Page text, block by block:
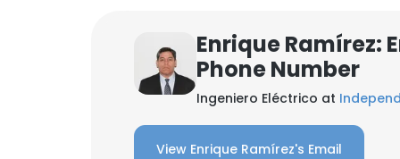
Enrique Ramírez:
Phone Number
Ingeniero Eléctrico at
View Enrique Ramírez's Email